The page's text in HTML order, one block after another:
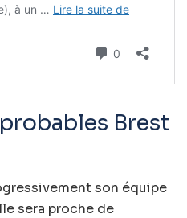
Brest
son équipe
sera proche de